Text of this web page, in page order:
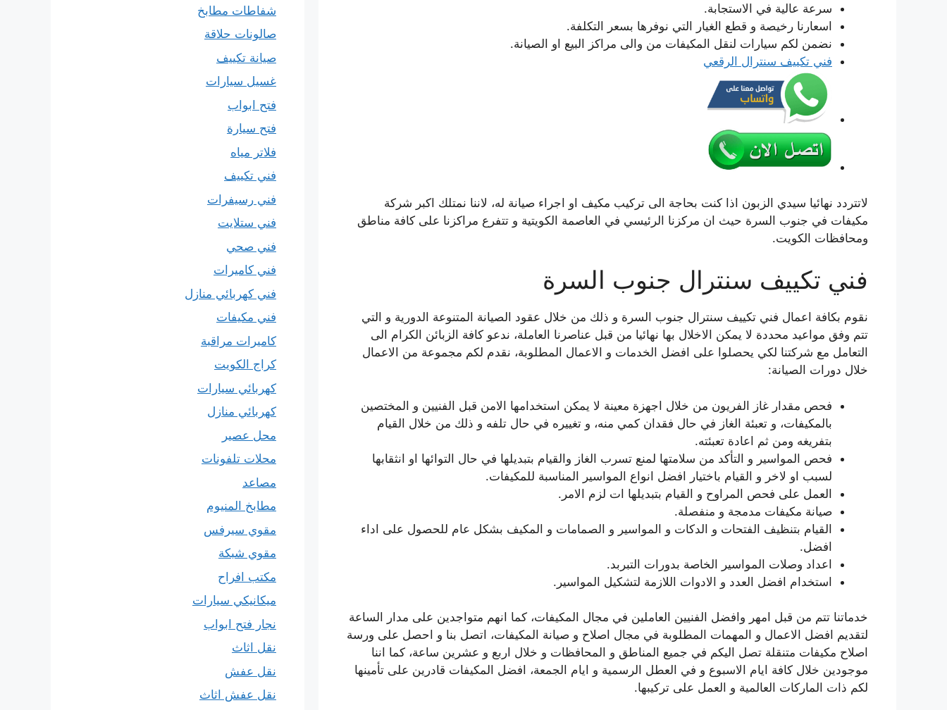
سرعة عالية في الاستجابة.
اسعارنا رخيصة و قطع الغيار التي نوفرها بسعر التكلفة.
نضمن لكم سيارات لنقل المكيفات من والى مراكز البيع او الصيانة.
فني تكييف سنترال الرقعي
لاتتردد نهائيا سيدي الزبون اذا كنت بحاجة الى تركيب مكيف او اجراء صيانة له، لاننا نمتلك اكبر شركة
مكيفات في جنوب السرة حيث ان مركزنا الرئيسي في العاصمة الكويتية و تتفرع مراكزنا على كافة مناطق
ومحافظات الكويت.
فني تكييف سنترال جنوب السرة
نقوم بكافة اعمال فني تكييف سنترال جنوب السرة و ذلك من خلال عقود الصيانة المتنوعة الدورية و التي
تتم وفق مواعيد محددة لا يمكن الاخلال بها نهائيا من قبل عناصرنا العاملة، ندعو كافة الزبائن الكرام الى
التعامل مع شركتنا لكي يحصلوا على افضل الخدمات و الاعمال المطلوبة، نقدم لكم مجموعة من الاعمال
خلال دورات الصيانة:
فحص مقدار غاز الفريون من خلال اجهزة معينة لا يمكن استخدامها الامن قبل الفنيين و المختصين
بالمكيفات، و تعبئة الغاز في حال فقدان كمي منه، و تغييره في حال تلفه و ذلك من خلال القيام
بتفريغه ومن ثم اعادة تعبئته.
فحص المواسير و التأكد من سلامتها لمنع تسرب الغاز والقيام بتبديلها في حال التوائها او انثقابها
لسبب او لاخر و القيام باختيار افضل انواع المواسير المناسبة للمكيفات.
العمل على فحص المراوح و القيام بتبديلها ات لزم الامر.
صيانة مكيفات مدمجة و منفصلة.
القيام بتنظيف الفتحات و الدكات و المواسير و الصمامات و المكيف بشكل عام للحصول على اداء
افضل.
اعداد وصلات المواسير الخاصة بدورات التبربد.
استخدام افضل العدد و الادوات اللازمة لتشكيل المواسير.
خدماتنا تتم من قبل امهر وافضل الفنيين العاملين في مجال المكيفات، كما انهم متواجدين على مدار الساعة
لتقديم افضل الاعمال و المهمات المطلوبة في مجال اصلاح و صيانة المكيفات، اتصل بنا و احصل على ورسة
اصلاح مكيفات متنقلة تصل اليكم في جميع المناطق و المحافظات و خلال اربع و عشرين ساعة، كما اننا
موجودين خلال كافة ايام الاسبوع و في العطل الرسمية و ايام الجمعة، افضل المكيفات قادرين على تأمينها
لكم ذات الماركات العالمية و العمل على تركيبها.
شفاطات مطابخ
صالونات حلاقة
صيانة تكييف
غسيل سيارات
فتح ابواب
فتح سيارة
فلاتر مياه
فني تكييف
فني رسيفرات
فني ستلايت
فني صحي
فني كاميرات
فني كهربائي منازل
فني مكيفات
كاميرات مراقبة
كراج الكويت
كهربائي سيارات
كهربائي منازل
محل عصير
محلات تلفونات
مصاعد
مطابخ المنيوم
مقوي سيرفس
مقوي شبكة
مكتب افراح
ميكانيكي سيارات
نجار فتح ابواب
نقل اثاث
نقل عفش
نقل عفش اثاث